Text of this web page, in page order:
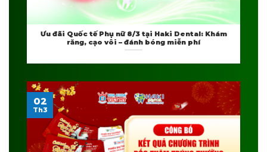
Ưu đãi Quốc tế Phụ nữ 8/3 tại Haki Dental: Khám
răng, cạo vôi – đánh bóng miễn phí
02
Th3